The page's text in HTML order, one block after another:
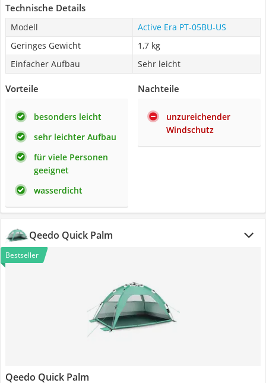
Technische Details
Modell
Active Era PT-05BU-US
Geringes Gewicht
1,7 kg
Einfacher Aufbau
Sehr leicht
Vorteile
besonders leicht
sehr leichter Aufbau
für viele Personen
geeignet
wasserdicht
Nachteile
unzureichender
Windschutz
Qeedo Quick Palm
Bestseller
Qeedo Quick Palm